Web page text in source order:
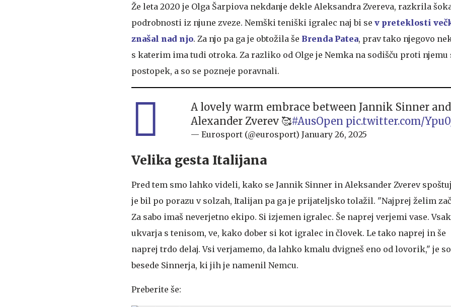
Že leta 2020 je Olga Šarpiova nekdanje dekle Aleksandra Zvereva, razkrila
podrobnosti iz njune zveze. Nemški teniški igralec naj bi se v preteklosti
znašal nad njo. Za njo pa ga je obtožila še Brenda Patea, prav tako njegovo
s katerim ima tudi otroka. Za razliko od Olge je Nemka na sodišču proti
postopek, a so se pozneje poravnali.
A lovely warm embrace between Jannik Sinner and
Alexander Zverev 🥰#AusOpen pic.twitter.com/
— Eurosport (@eurosport) January 26, 2025
Velika gesta Italijana
Pred tem smo lahko videli, kako se Jannik Sinner in Aleksander Zverev
je bil po porazu v solzah, Italijan pa ga je prijateljsko tolažil. "Najprej želim
Za sabo imaš neverjetno ekipo. Si izjemen igralec. Še naprej verjemi vase.
ukvarja s tenisom, ve, kako dober si kot igralec in človek. Le tako naprej in še
naprej trdo delaj. Vsi verjamemo, da lahko kmalu dvigneš eno od lovorik," je
besede Sinnerja, ki jih je namenil Nemcu.
Preberite še: